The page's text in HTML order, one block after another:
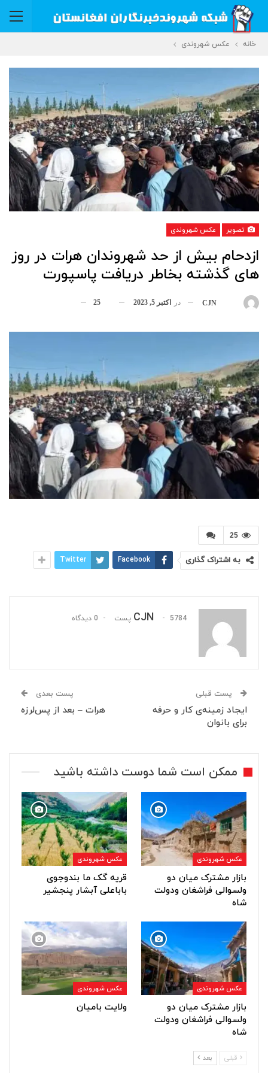
خانه عکس شهروندی
تصویر عکس شهروندی
ازدحام بیش از حد شهروندان هرات در روز
های گذشته بخاطر دریافت پاسپورت
CJN در اکتبر 5, 2023 25
25
به اشتراک گذاری Facebook
Twitter
CJN 5784 پست 0 دیدگاه
پست قبلی
ایجاد زمینه‌ی کار و حرفه
برای بانوان
پست بعدی
هرات – بعد از پس‌لرزه
ممکن است شما دوست داشته باشید
عکس شهروندی
بازار مشترک میان دو
ولسوالی فراشغان ودولت
شاه
عکس شهروندی
قریه گک ما بندوجوی
باباعلی آبشار پنجشیر
عکس شهروندی
بازار مشترک میان دو
ولسوالی فراشغان ودولت
شاه
عکس شهروندی
ولایت بامیان
قبلی بعد